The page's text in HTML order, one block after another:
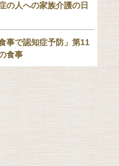
の人への家族介護の日
事で認知症予防」第11
食事